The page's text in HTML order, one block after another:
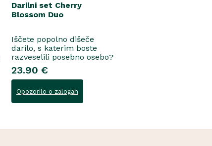
Darilni set Cherry
Blossom Duo
Iščete popolno dišeče
darilo, s katerim boste
razveselili posebno osebo?
Spoznajte naš darilni set
Cherry Blossom Duo,
popolno harmonijo nežne
nege in razkošnega vonja,
ki poskrbi za dobro počutje
23.90 €
Opozorilo o zalogah